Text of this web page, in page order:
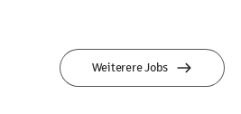
Weiterere Jobs